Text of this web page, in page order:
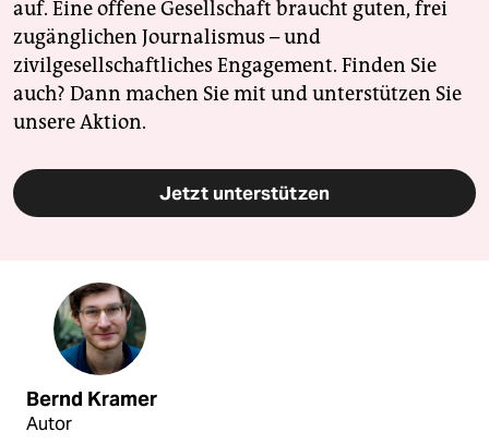
auf. Eine offene Gesellschaft braucht guten, frei
zugänglichen Journalismus – und
zivilgesellschaftliches Engagement. Finden Sie
auch? Dann machen Sie mit und unterstützen Sie
unsere Aktion.
Jetzt unterstützen
Bernd Kramer
Autor